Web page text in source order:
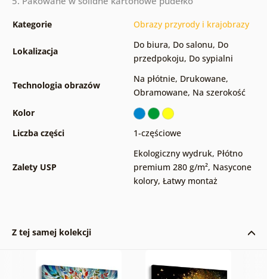
Kategorie Obrazy przyrody i krajobrazy
Lokalizacja
Do biura, Do salonu, Do
przedpokoju, Do sypialni
Technologia obrazów
Na płótnie, Drukowane,
Obramowane, Na szerokość
Kolor
Liczba części
1-częściowe
Zalety USP
Ekologiczny wydruk, Płótno
premium 280 g/m², Nasycone
kolory, Łatwy montaż
Z tej samej kolekcji